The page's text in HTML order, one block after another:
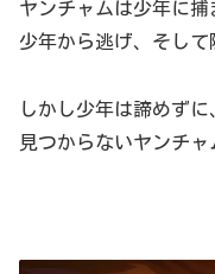
ヤンチャムは少年に
少年から逃げ、そして
しかし少年は諦めずに
見つからないヤンチャ